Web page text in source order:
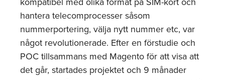
hantera telecomprocesser såsom
nummerportering, välja nytt nummer etc, var
något revolutionerade. Efter en förstudie och
POC tillsammans med Magento för att visa att
det går, startades projektet och 9 månader